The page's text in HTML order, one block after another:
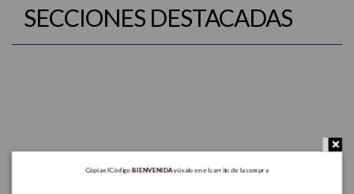
SECCIONES DESTACADAS
Cópia el CódigoBIENVENIDAy úsalo en el carrito de la compra